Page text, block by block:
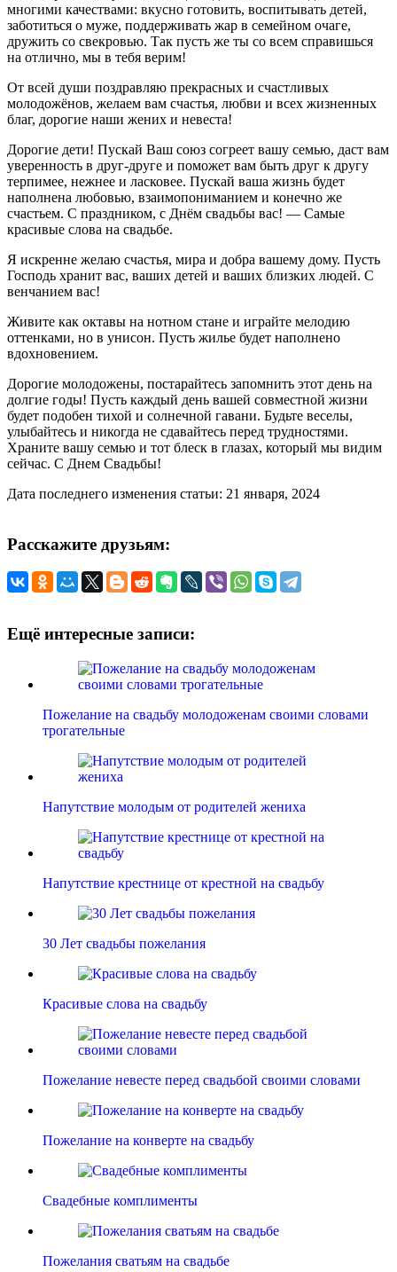
многими качествами: вкусно готовить, воспитывать детей,
заботиться о муже, поддерживать жар в семейном очаге,
дружить со свекровью. Так пусть же ты со всем справишься
на отлично, мы в тебя верим!
От всей души поздравляю прекрасных и счастливых
молодожёнов, желаем вам счастья, любви и всех жизненных
благ, дорогие наши жених и невеста!
Дорогие дети! Пускай Ваш союз согреет вашу семью, даст вам
уверенность в друг-друге и поможет вам быть друг к другу
терпимее, нежнее и ласковее. Пускай ваша жизнь будет
наполнена любовью, взаимопониманием и конечно же
счастьем. С праздником, с Днём свадьбы вас! — Самые
красивые слова на свадьбе.
Я искренне желаю счастья, мира и добра вашему дому. Пусть
Господь хранит вас, ваших детей и ваших близких людей. С
венчанием вас!
Живите как октавы на нотном стане и играйте мелодию
оттенками, но в унисон. Пусть жилье будет наполнено
вдохновением.
Дорогие молодожены, постарайтесь запомнить этот день на
долгие годы! Пусть каждый день вашей совместной жизни
будет подобен тихой и солнечной гавани. Будьте веселы,
улыбайтесь и никогда не сдавайтесь перед трудностями.
Храните вашу семью и тот блеск в глазах, который мы видим
сейчас. С Днем Свадьбы!
Дата последнего изменения статьи: 21 января, 2024
Расскажите друзьям:
Ещё интересные записи:
Пожелание на свадьбу молодоженам своими словами
трогательные
Напутствие молодым от родителей жениха
Напутствие крестнице от крестной на свадьбу
30 Лет свадьбы пожелания
Красивые слова на свадьбу
Пожелание невесте перед свадьбой своими словами
Пожелание на конверте на свадьбу
Свадебные комплименты
Пожелания сватьям на свадьбе